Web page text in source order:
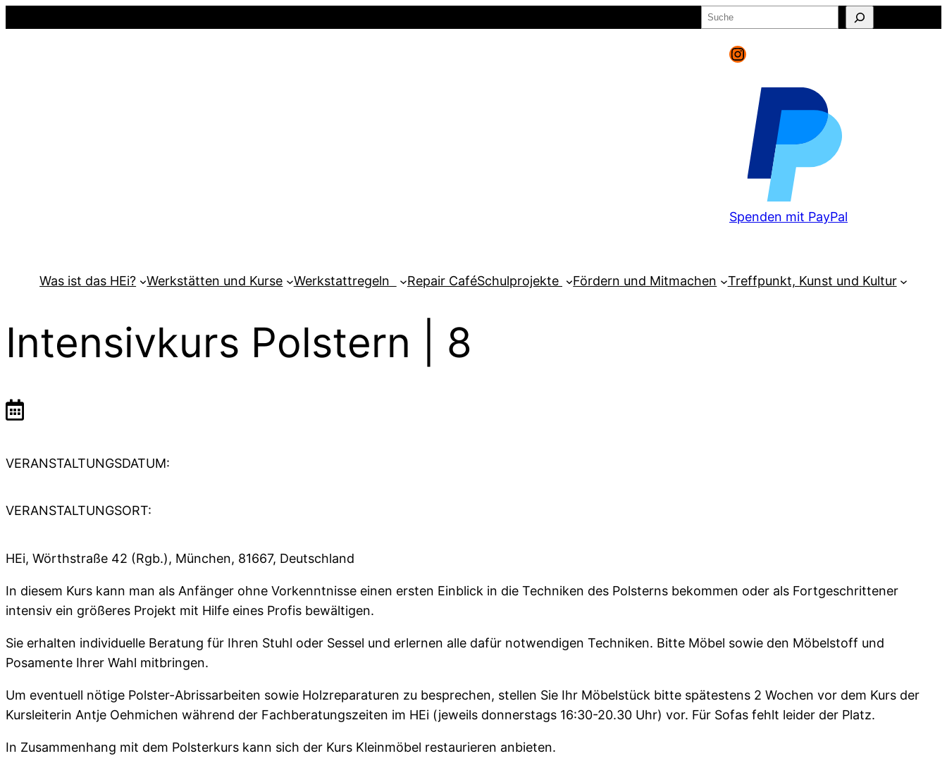
Suchen
Instagram
Spenden mit PayPal
Was ist das HEi? Werkstätten und Kurse Werkstattregeln Repair CaféSchulprojekte Fördern und Mitmachen Treffpunkt, Kunst und Kultur
Intensivkurs Polstern | 8
VERANSTALTUNGSDATUM:
VERANSTALTUNGSORT:
HEi, Wörthstraße 42 (Rgb.), München, 81667, Deutschland
In diesem Kurs kann man als Anfänger ohne Vorkenntnisse einen ersten Einblick in die Techniken des Polsterns bekommen oder als Fortge­schrittener
intensiv ein größeres Projekt mit Hilfe eines Profis bewältigen.
Sie erhalten individuelle Beratung für Ihren Stuhl oder Sessel und erlernen alle dafür notwendigen Techniken. Bitte Möbel sowie den Möbelstoff und
Posamente Ihrer Wahl mitbringen.
Um eventuell nötige Polster-Abrissarbeiten sowie Holzreparaturen zu besprechen, stellen Sie Ihr Möbelstück bitte spätestens 2 Wochen vor dem Kurs der
Kursleiterin Antje Oehmichen während der Fachberatungszeiten im HEi (jeweils donnerstags 16:30-20.30 Uhr) vor. Für Sofas fehlt leider der Platz.
In Zusammenhang mit dem Polsterkurs kann sich der Kurs Kleinmöbel restaurieren anbieten.